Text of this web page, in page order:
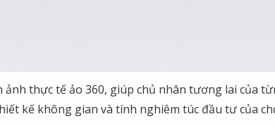
thực tế ảo 360, giúp chủ nhân tương lai của
kế không gian và tính nghiêm túc đầu tư của